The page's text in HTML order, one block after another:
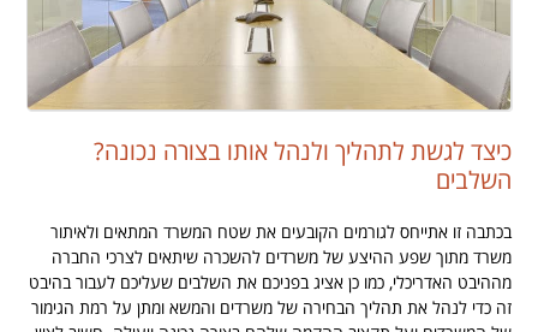
כיצד לגשת לתהליך ולנהל אותו בצורה נכונה?
השלבים
בכתבה זו אתייחס לגורמים הקובעים את שטח המשרד המתאים ולאיתור
משרד מתוך שפע ההיצע של משרדים להשכרה שיתאים לצרכי החברה
מההיבט האדריכלי, כמו כן אציג בפניכם את השלבים שעליכם לעבור בהיבט
זה כדי לנהל את תהליך הבחירה של משרדים והמשא ומתן על רמת הגימור